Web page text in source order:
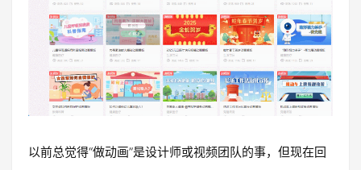
以前总觉得“做动画”是设计师或视频团队的事，但现在回